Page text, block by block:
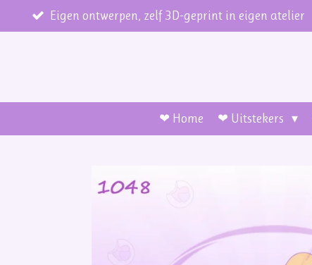
direct
Eigen ontwerpen, zelf 3D-geprint in eigen atelier
❤ Home ❤ Uitstekers